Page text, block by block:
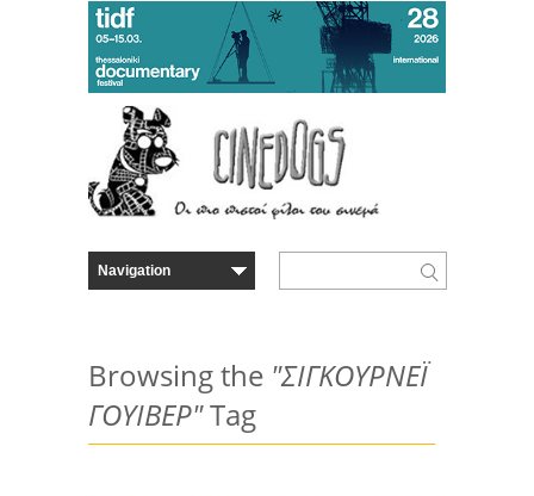
Browsing the "ΣΙΓΚΟΥΡΝΕΪ
ΓΟΥΙΒΕΡ"Tag